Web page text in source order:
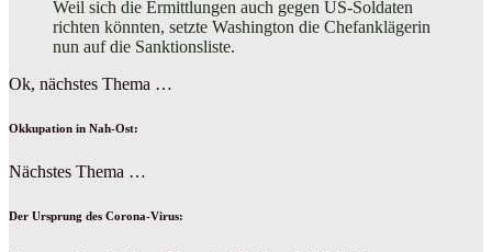
Weil sich die Ermittlungen auch gegen US-Soldaten
richten könnten, setzte Washington die Chefanklägerin
nun auf die Sanktionsliste.
Ok, nächstes Thema …
Okkupation in Nah-Ost:
Nächstes Thema …
Der Ursprung des Corona-Virus: